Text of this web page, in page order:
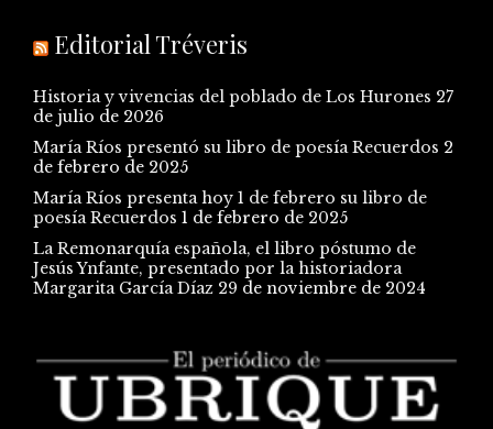
Editorial Tréveris
Historia y vivencias del poblado de Los Hurones 27
de julio de 2026
María Ríos presentó su libro de poesía Recuerdos 2
de febrero de 2025
María Ríos presenta hoy 1 de febrero su libro de
poesía Recuerdos 1 de febrero de 2025
La Remonarquía española, el libro póstumo de
Jesús Ynfante, presentado por la historiadora
Margarita García Díaz 29 de noviembre de 2024